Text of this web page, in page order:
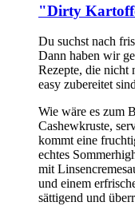
"Dirty
Du suchst nach
Dann haben wir
Rezepte, die nicht
easy zubereitet
Wie wäre es zum
Cashewkruste,
kommt eine
echtes
mit
und einem
sättigend und